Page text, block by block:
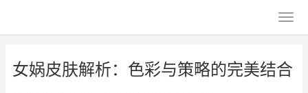
女娲皮肤解析：色彩与策略的完美结合